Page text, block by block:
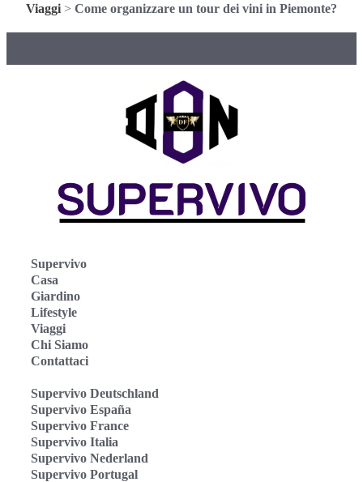
Viaggi > Come organizzare un tour dei vini in Piemonte?
Supervivo
Casa
Giardino
Lifestyle
Viaggi
Chi Siamo
Contattaci
Supervivo Deutschland
Supervivo España
Supervivo France
Supervivo Italia
Supervivo Nederland
Supervivo Portugal